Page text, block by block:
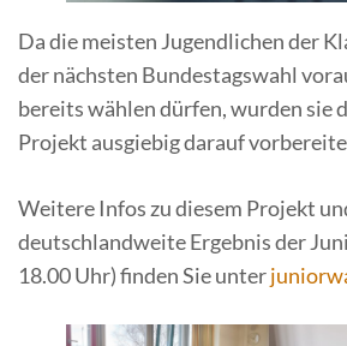
Da die meisten Jugendlichen der
der nächsten Bundestagswahl
bereits wählen dürfen, wurden sie
Projekt ausgiebig darauf
Weitere Infos zu diesem Projekt
deutschlandweite Ergebnis der
18.00 Uhr) finden Sie unter